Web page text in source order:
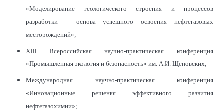
«Моделирование геологического строения и процессов
разработки – основа успешного освоения нефтегазовых
месторождений»;
XIII Всероссийская научно-практическая конференция
«Промышленная экология и безопасность» им. А.И. Щеповских;
Международная научно-практическая конференция
«Инновационные решения эффективного развития
нефтегазохимии»;